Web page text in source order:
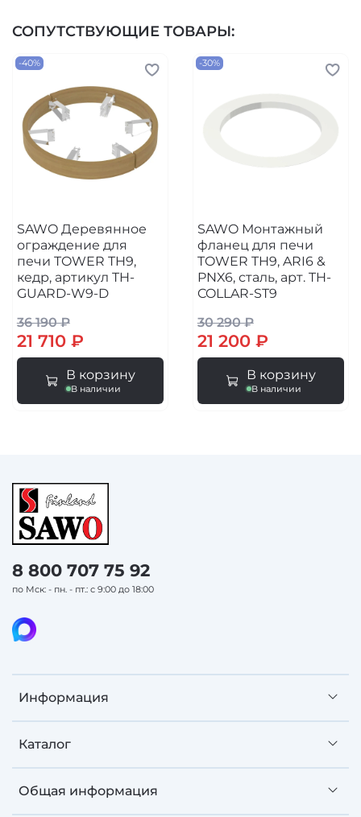
СОПУТСТВУЮЩИЕ ТОВАРЫ:
-40%
SAWO Деревянное
ограждение для
печи TOWER TH9,
кедр, артикул TH-
GUARD-W9-D
36 190 ₽
21 710 ₽
В корзину
В наличии
-30%
SAWO Монтажный
фланец для печи
TOWER TH9, ARI6 &
PNX6, сталь, арт. TH-
COLLAR-ST9
30 290 ₽
21 200 ₽
В корзину
В наличии
Информация
Каталог
Общая информация
8 800 707 75 92
по Мск: - пн. - пт.: с 9:00 до 18:00